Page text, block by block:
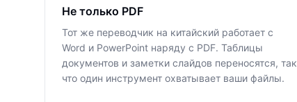
Не только PDF
Тот же переводчик на китайский работает с
Word и PowerPoint наряду с PDF. Таблицы
документов и заметки слайдов переносятся, так
что один инструмент охватывает ваши файлы.